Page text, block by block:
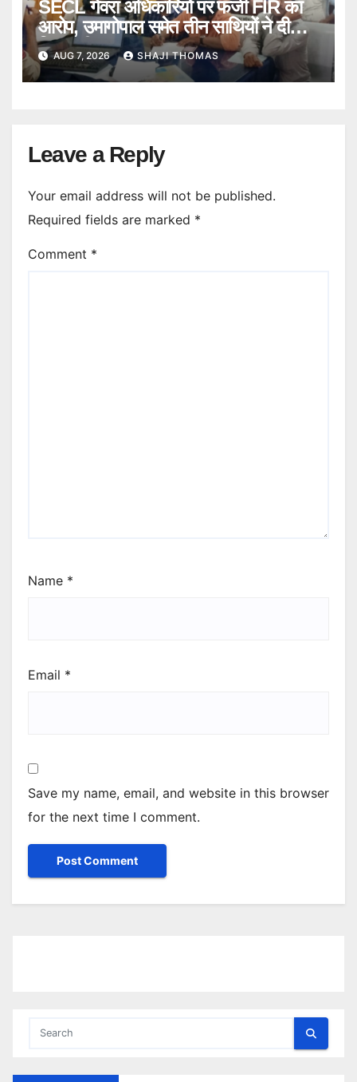
SECL गेवरा अधिकारियों पर फर्जी FIR का
आरोप, उमागोपाल समेत तीन साथियों ने दी
गिरफ्तारी।
AUG 7, 2026 SHAJI THOMAS
Leave a Reply
Your email address will not be published.
Required fields are marked *
Comment *
Name *
Email *
Save my name, email, and website in this browser
for the next time I comment.